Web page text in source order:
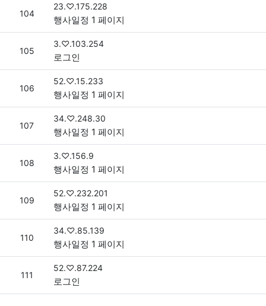
번호
104
접속자
23.♡.175.228
행사일정 1 페이지
번호
105
접속자
3.♡.103.254
로그인
번호
106
접속자
52.♡.15.233
행사일정 1 페이지
번호
107
접속자
34.♡.248.30
행사일정 1 페이지
번호
108
접속자
3.♡.156.9
행사일정 1 페이지
번호
109
접속자
52.♡.232.201
행사일정 1 페이지
번호
110
접속자
34.♡.85.139
행사일정 1 페이지
번호
111
접속자
52.♡.87.224
로그인